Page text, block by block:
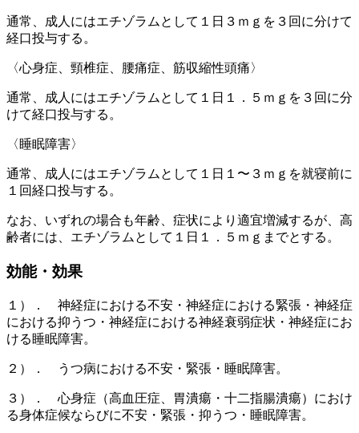
通常、成人にはエチゾラムとして１日３ｍｇを３回に分けて
経口投与する。
〈心身症、頸椎症、腰痛症、筋収縮性頭痛〉
通常、成人にはエチゾラムとして１日１．５ｍｇを３回に分
けて経口投与する。
〈睡眠障害〉
通常、成人にはエチゾラムとして１日１〜３ｍｇを就寝前に
１回経口投与する。
なお、いずれの場合も年齢、症状により適宜増減するが、高
齢者には、エチゾラムとして１日１．５ｍｇまでとする。
効能・効果
１）． 神経症における不安・神経症における緊張・神経症
における抑うつ・神経症における神経衰弱症状・神経症にお
ける睡眠障害。
２）． うつ病における不安・緊張・睡眠障害。
３）． 心身症（高血圧症、胃潰瘍・十二指腸潰瘍）におけ
る身体症候ならびに不安・緊張・抑うつ・睡眠障害。